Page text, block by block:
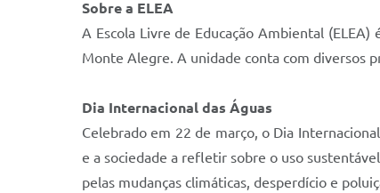
Sobre a ELEA
A Escola Livre de Educação Ambiental
Monte Alegre. A unidade conta com diversos
Dia Internacional das Águas
Celebrado em 22 de março, o Dia
e a sociedade a refletir sobre o uso
pelas mudanças climáticas, desperdício e